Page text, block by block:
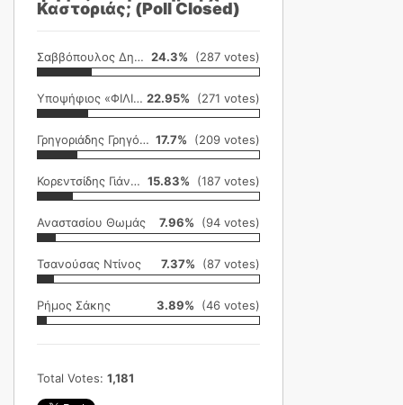
Καστοριάς; (Poll Closed)
Σαββόπουλος Δημήτρης 24.3% (287 votes)
Υποψήφιος «ΦΙΛΙΚΗ ΕΤΑΙΡΕΙΑ» 22.95% (271 votes)
Γρηγοριάδης Γρηγόρης 17.7% (209 votes)
Κορεντσίδης Γιάννης 15.83% (187 votes)
Αναστασίου Θωμάς 7.96% (94 votes)
Τσανούσας Ντίνος 7.37% (87 votes)
Ρήμος Σάκης 3.89% (46 votes)
Total Votes: 1,181